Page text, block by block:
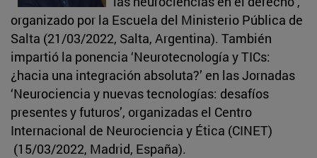
organizado por la Escuela del Ministerio Pública de
Salta (21/03/2022, Salta, Argentina). También
impartió la ponencia ‘Neurotecnología y TICs:
¿hacia una integración absoluta?’ en las Jornadas
‘Neurociencia y nuevas tecnologías: desafíos
presentes y futuros’, organizadas el Centro
Internacional de Neurociencia y Ética (CINET)
(15/03/2022, Madrid, España).